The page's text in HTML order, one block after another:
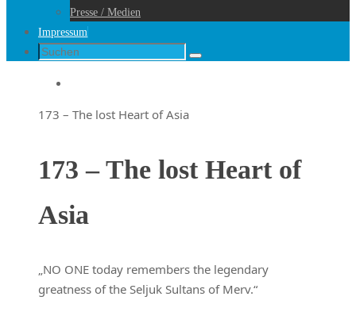
Presse / Medien
Impressum
Suche
Suchen
Startseite
173 – The lost Heart of Asia
173 – The lost Heart of
Asia
„NO ONE today remembers the legendary
greatness of the Seljuk Sultans of Merv.“